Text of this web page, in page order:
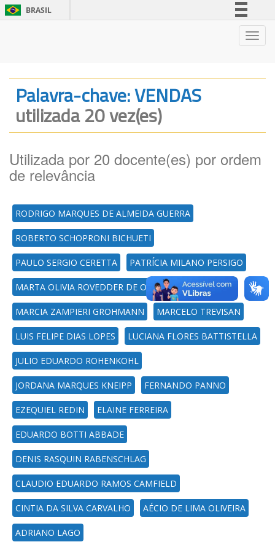
BRASIL
Legislação
Palavra-chave: VENDAS
utilizada 20 vez(es)
Utilizada por 20 docente(es) por ordem
de relevância
RODRIGO MARQUES DE ALMEIDA GUERRA
ROBERTO SCHOPRONI BICHUETI
PAULO SERGIO CERETTA PATRÍCIA MILANO PERSIGO
MARTA OLIVIA ROVEDDER DE OLIVEIRA
MARCIA ZAMPIERI GROHMANN MARCELO TREVISAN
LUIS FELIPE DIAS LOPES LUCIANA FLORES BATTISTELLA
JULIO EDUARDO ROHENKOHL
JORDANA MARQUES KNEIPP FERNANDO PANNO
EZEQUIEL REDIN ELAINE FERREIRA
EDUARDO BOTTI ABBADE
DENIS RASQUIN RABENSCHLAG
CLAUDIO EDUARDO RAMOS CAMFIELD
CINTIA DA SILVA CARVALHO AÉCIO DE LIMA OLIVEIRA
ADRIANO LAGO